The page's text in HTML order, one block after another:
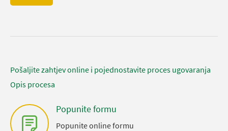
Pošaljite zahtjev online i pojednostavite proces ugovaranja
Opis procesa
Popunite formu
Popunite online formu